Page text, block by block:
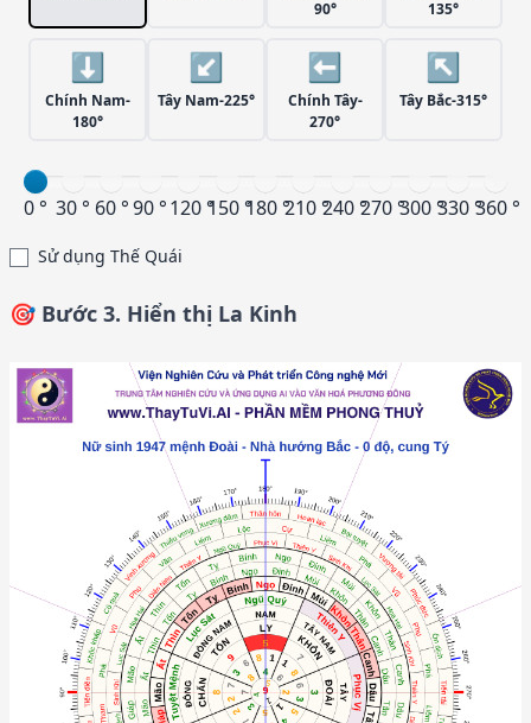
90°
135°
⬇️
Chính Nam-
180°
↙️
Tây Nam-225°
⬅️
Chính Tây-
270°
↖️
Tây Bắc-315°
0 ° 30 ° 60 °90 °120 °150 °180 °210 °240 °270 °300 °330 °360 °
Sử dụng Thế Quái
🎯 Bước 3. Hiển thị La Kinh